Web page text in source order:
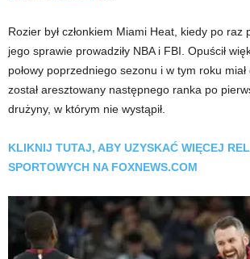
Rozier był członkiem Miami Heat, kiedy po raz
jego sprawie prowadziły NBA i FBI. Opuścił
połowy poprzedniego sezonu i w tym roku
został aresztowany następnego ranka po
drużyny, w którym nie wystąpił.
KLIKNIJ TUTAJ, ABY UZYSKAĆ ​​WIĘCEJ
SPORTOWYCH NA FOXNEWS.COM